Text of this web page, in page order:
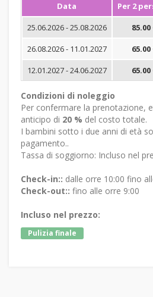
Data Per 2
25.06.2026 - 25.08.2026
85.00
26.08.2026 - 11.01.2027
65.00
12.01.2027 - 24.06.2027
65.00
Condizioni di noleggio
Per confermare la prenotazione,
anticipo di 20 % del costo totale.
I bambini sotto i due anni di età
pagamento..
Tassa di soggiorno: Incluso nel
Check-in:: dalle orre 10:00 fino
Check-out:: fino alle orre 9:00
Incluso nel prezzo:
Pulizia finale